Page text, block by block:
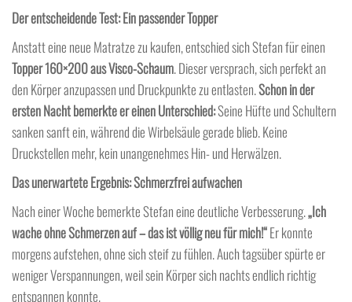
Der entscheidende Test: Ein passender Topper
Anstatt eine neue Matratze zu kaufen, entschied sich Stefan für einen
Topper 160×200 aus Visco-Schaum. Dieser versprach, sich perfekt an
den Körper anzupassen und Druckpunkte zu entlasten.Schon in der
ersten Nacht bemerkte er einen Unterschied:Seine Hüfte und Schultern
sanken sanft ein, während die Wirbelsäule gerade blieb. Keine
Druckstellen mehr, kein unangenehmes Hin- und Herwälzen.
Das unerwartete Ergebnis: Schmerzfrei aufwachen
Nach einer Woche bemerkte Stefan eine deutliche Verbesserung.„Ich
wache ohne Schmerzen auf – das ist völlig neu für mich!“Er konnte
morgens aufstehen, ohne sich steif zu fühlen. Auch tagsüber spürte er
weniger Verspannungen, weil sein Körper sich nachts endlich richtig
entspannen konnte.